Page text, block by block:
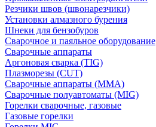
Резчики швов (швонарезчики)
Установки алмазного бурения
Шнеки для бензобуров
Сварочное и паяльное оборудование
Сварочные аппараты
Аргоновая сварка (TIG)
Плазморезы (CUT)
Сварочные аппараты (MMA)
Сварочные полуавтоматы (MIG)
Горелки сварочные, газовые
Газовые горелки